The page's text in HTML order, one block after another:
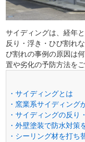
サイディングは、経年
反り・浮き・ひび割れ
び割れの事例の原因は
置や劣化の予防方法をご
・サイディングとは
・窯業系サイディング
・サイディングの反り
・外壁塗装で防水対策
・シーリング材を打ち